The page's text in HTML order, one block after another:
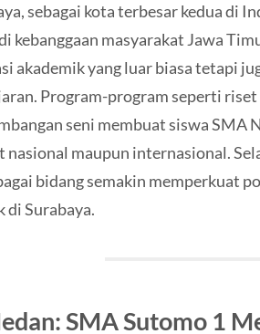
sebagai kota terbesar kedua di
kebanggaan masyarakat Jawa
akademik yang luar biasa tetapi
Program-program seperti
seni membuat siswa SMA
nasional maupun internasional.
bidang semakin memperkuat
di Surabaya.
SMA Sutomo 1